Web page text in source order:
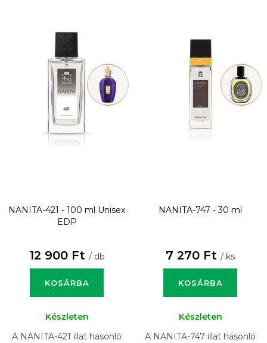
NANITA-421 - 100 ml Unisex
EDP
12 900 Ft / db
KOSÁRBA
Készleten
A NANITA-421 illat hasonló
NANITA-747 - 30 ml
7 270 Ft / ks
KOSÁRBA
Készleten
A NANITA-747 illat hasonló